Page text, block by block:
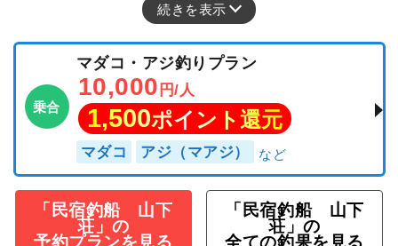
続きを表示
乗合
マダコ・アジ釣りプラン
10,000 円/人
1,500ポイント還元
マダコ アジ（マアジ）
「民宿釣船 山下
荘」の
予約プランを見る
「民宿釣船 山下
荘」の
全ての釣果を見る